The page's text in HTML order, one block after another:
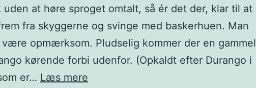
uden at høre sproget omtalt, så ér det der, klar til at
fra skyggerne og svinge med baskerhuen. Man
opmærksom. Pludselig kommer der en gammel
kørende forbi udenfor. (Opkaldt efter Durango i
er… Læs mere